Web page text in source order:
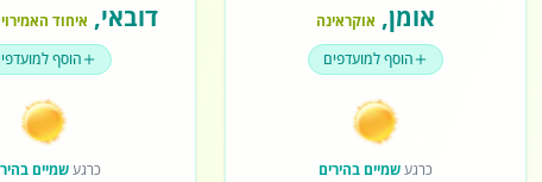
אומן, אוקראינה
הוסף למועדפים
כרגעשמיים בהירים
דובאי, איחוד
הוסף
כרגעשמיים